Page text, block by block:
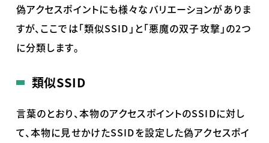
偽アクセスポイントにも様々なバリエーションがありま
すが、ここでは「類似SSID 」と「悪魔の双子攻撃」の2つ
に分類します。
類似SSID
言葉のとおり、本物のアクセスポイントのSSIDに対し
て、本物に見せかけたSSIDを設定した偽アクセスポイ